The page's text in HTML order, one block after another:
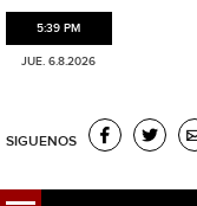
5:39 PM
JUE. 6.8.2026
SIGUENOS